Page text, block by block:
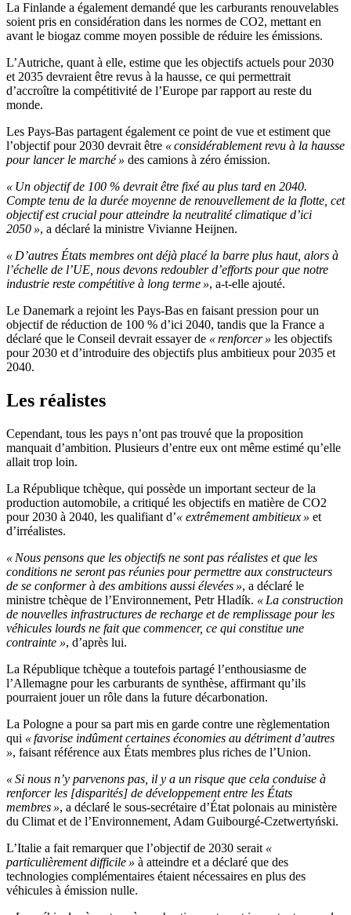
La Finlande a également demandé que les carburants renouvelables
soient pris en considération dans les normes de CO2, mettant en
avant le biogaz comme moyen possible de réduire les émissions.
L’Autriche, quant à elle, estime que les objectifs actuels pour 2030
et 2035 devraient être revus à la hausse, ce qui permettrait
d’accroître la compétitivité de l’Europe par rapport au reste du
monde.
Les Pays-Bas partagent également ce point de vue et estiment que
l’objectif pour 2030 devrait être « considérablement revu à la hausse
pour lancer le marché » des camions à zéro émission.
« Un objectif de 100 % devrait être fixé au plus tard en 2040.
Compte tenu de la durée moyenne de renouvellement de la flotte, cet
objectif est crucial pour atteindre la neutralité climatique d’ici
2050 », a déclaré la ministre Vivianne Heijnen.
« D’autres États membres ont déjà placé la barre plus haut, alors à
l’échelle de l’UE, nous devons redoubler d’efforts pour que notre
industrie reste compétitive à long terme », a-t-elle ajouté.
Le Danemark a rejoint les Pays-Bas en faisant pression pour un
objectif de réduction de 100 % d’ici 2040, tandis que la France a
déclaré que le Conseil devrait essayer de « renforcer » les objectifs
pour 2030 et d’introduire des objectifs plus ambitieux pour 2035 et
2040.
Les réalistes
Cependant, tous les pays n’ont pas trouvé que la proposition
manquait d’ambition. Plusieurs d’entre eux ont même estimé qu’elle
allait trop loin.
La République tchèque, qui possède un important secteur de la
production automobile, a critiqué les objectifs en matière de CO2
pour 2030 à 2040, les qualifiant d’« extrêmement ambitieux » et
d’irréalistes.
« Nous pensons que les objectifs ne sont pas réalistes et que les
conditions ne seront pas réunies pour permettre aux constructeurs
de se conformer à des ambitions aussi élevées », a déclaré le
ministre tchèque de l’Environnement, Petr Hladík. « La construction
de nouvelles infrastructures de recharge et de remplissage pour les
véhicules lourds ne fait que commencer, ce qui constitue une
contrainte », d’après lui.
La République tchèque a toutefois partagé l’enthousiasme de
l’Allemagne pour les carburants de synthèse, affirmant qu’ils
pourraient jouer un rôle dans la future décarbonation.
La Pologne a pour sa part mis en garde contre une règlementation
qui « favorise indûment certaines économies au détriment d’autres
», faisant référence aux États membres plus riches de l’Union.
« Si nous n’y parvenons pas, il y a un risque que cela conduise à
renforcer les [disparités] de développement entre les États
membres », a déclaré le sous-secrétaire d’État polonais au ministère
du Climat et de l’Environnement, Adam Guibourgé-Czetwertyński.
L’Italie a fait remarquer que l’objectif de 2030 serait «
particulièrement difficile » à atteindre et a déclaré que des
technologies complémentaires étaient nécessaires en plus des
véhicules à émission nulle.